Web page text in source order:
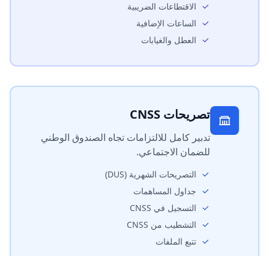
الاقتطاعات الضريبية
الساعات الإضافية
العطل والغيابات
تصريحات CNSS
تدبير كامل للالتزامات تجاه الصندوق الوطني
للضمان الاجتماعي.
التصريحات الشهرية (DUS)
جداول المساهمات
التسجيل في CNSS
التشطيب من CNSS
تتبع الملفات